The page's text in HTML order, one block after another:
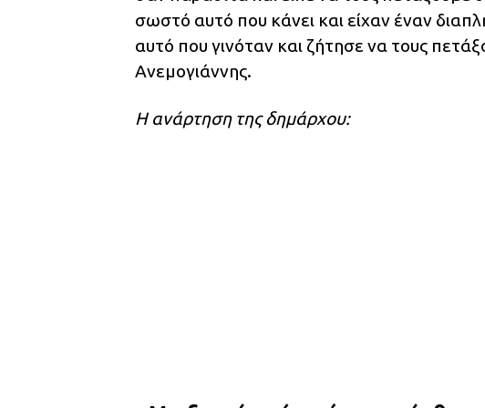
σωστό αυτό που κάνει και είχαν έναν
αυτό που γινόταν και ζήτησε να τους
Ανεμογιάννης.
Η ανάρτηση της δημάρχου: